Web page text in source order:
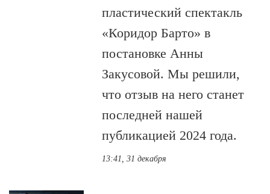
пластический спектакль
«Коридор Барто» в
постановке Анны
Закусовой. Мы решили,
что отзыв на него станет
последней нашей
публикацией 2024 года.
13:41, 31 декабря